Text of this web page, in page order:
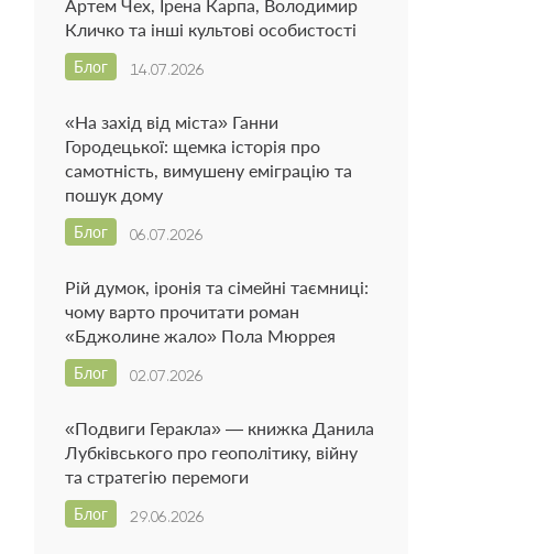
Артем Чех, Ірена Карпа, Володимир
Кличко та інші культові особистості
14.07.2026
Блог
«На захід від міста» Ганни
Городецької: щемка історія про
самотність, вимушену еміграцію та
пошук дому
06.07.2026
Блог
Рій думок, іронія та сімейні таємниці:
чому варто прочитати роман
«Бджолине жало» Пола Мюррея
02.07.2026
Блог
«Подвиги Геракла» — книжка Данила
Лубківського про геополітику, війну
та стратегію перемоги
29.06.2026
Блог